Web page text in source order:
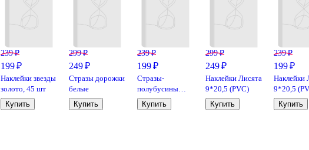
239 ₽
199 ₽
Наклейки звезды
золото, 45 шт
Купить
299 ₽
249 ₽
Стразы дорожки
белые
Купить
239 ₽
199 ₽
Стразы-
полубусины
Змейка (белые)
(7*22.6)
Купить
299 ₽
249 ₽
Наклейки Лисята
9*20,5 (PVC)
Купить
239 ₽
199 ₽
Наклейки
9*20,5
Купить